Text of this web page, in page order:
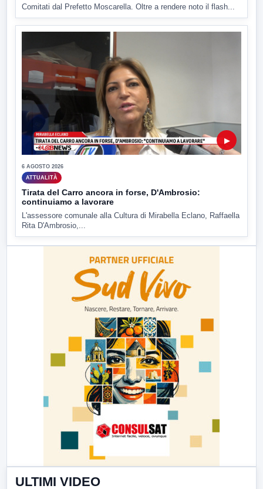
Comitati dal Prefetto Moscarella. Oltre a rendere noto il flash...
▶
6 AGOSTO 2026
ATTUALITÀ
Tirata del Carro ancora in forse, D'Ambrosio:
continuiamo a lavorare
L'assessore comunale alla Cultura di Mirabella Eclano, Raffaella
Rita D'Ambrosio,...
ULTIMI VIDEO